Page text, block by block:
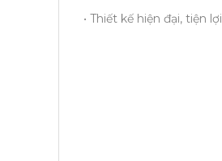
• Thiết kế hiện đại, tiện lợi